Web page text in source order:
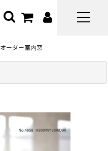
オーダー室内窓